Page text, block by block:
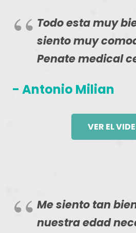
Todo esta muy
siento muy
Penate medical
- Antonio Milian
VER EL
Me siento tan
nuestra edad